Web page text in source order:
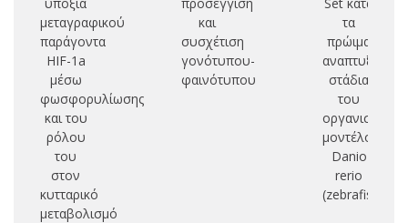
μεταγραφικού
παράγοντα
HIF-1a
μέσω
φωσφορυλίωσης
και του
ρόλου
του
στον
κυτταρικό
μεταβολισμό
και
συσχέτιση
γονότυπου-
φαινότυπου
τα
πρώιμα
αναπτυξιακά
στάδια
του
οργανισμού-
μοντέλου
Danio
rerio
(zebrafish)